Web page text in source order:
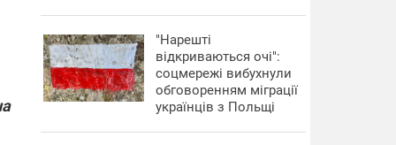
"Нарешті
відкриваються очі":
соцмережі вибухнули
обговоренням міграції
українців з Польщі